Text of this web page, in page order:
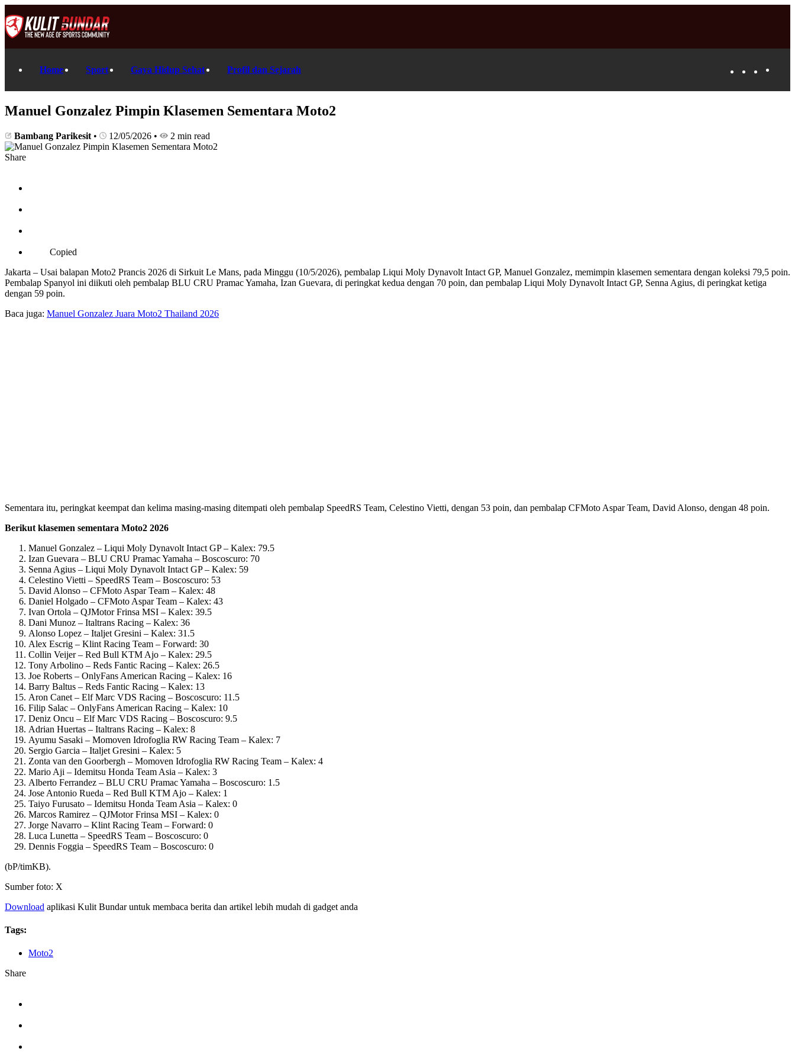
Home Sport Gaya Hidup Sehat Profil dan Sejarah
Manuel Gonzalez Pimpin Klasemen Sementara Moto2
Bambang Parikesit • 12/05/2026 • 2 min read
Share
Copied
Jakarta – Usai balapan Moto2 Prancis 2026 di Sirkuit Le Mans, pada Minggu (10/5/2026), pembalap Liqui Moly Dynavolt Intact GP, Manuel Gonzalez, memimpin klasemen sementara dengan koleksi 79,5 poin.
Pembalap Spanyol ini diikuti oleh pembalap BLU CRU Pramac Yamaha, Izan Guevara, di peringkat kedua dengan 70 poin, dan pembalap Liqui Moly Dynavolt Intact GP, Senna Agius, di peringkat ketiga
dengan 59 poin.
Baca juga: Manuel Gonzalez Juara Moto2 Thailand 2026
Sementara itu, peringkat keempat dan kelima masing-masing ditempati oleh pembalap SpeedRS Team, Celestino Vietti, dengan 53 poin, dan pembalap CFMoto Aspar Team, David Alonso, dengan 48 poin.
Berikut klasemen sementara Moto2 2026
Manuel Gonzalez – Liqui Moly Dynavolt Intact GP – Kalex: 79.5
Izan Guevara – BLU CRU Pramac Yamaha – Boscoscuro: 70
Senna Agius – Liqui Moly Dynavolt Intact GP – Kalex: 59
Celestino Vietti – SpeedRS Team – Boscoscuro: 53
David Alonso – CFMoto Aspar Team – Kalex: 48
Daniel Holgado – CFMoto Aspar Team – Kalex: 43
Ivan Ortola – QJMotor Frinsa MSI – Kalex: 39.5
Dani Munoz – Italtrans Racing – Kalex: 36
Alonso Lopez – Italjet Gresini – Kalex: 31.5
Alex Escrig – Klint Racing Team – Forward: 30
Collin Veijer – Red Bull KTM Ajo – Kalex: 29.5
Tony Arbolino – Reds Fantic Racing – Kalex: 26.5
Joe Roberts – OnlyFans American Racing – Kalex: 16
Barry Baltus – Reds Fantic Racing – Kalex: 13
Aron Canet – Elf Marc VDS Racing – Boscoscuro: 11.5
Filip Salac – OnlyFans American Racing – Kalex: 10
Deniz Oncu – Elf Marc VDS Racing – Boscoscuro: 9.5
Adrian Huertas – Italtrans Racing – Kalex: 8
Ayumu Sasaki – Momoven Idrofoglia RW Racing Team – Kalex: 7
Sergio Garcia – Italjet Gresini – Kalex: 5
Zonta van den Goorbergh – Momoven Idrofoglia RW Racing Team – Kalex: 4
Mario Aji – Idemitsu Honda Team Asia – Kalex: 3
Alberto Ferrandez – BLU CRU Pramac Yamaha – Boscoscuro: 1.5
Jose Antonio Rueda – Red Bull KTM Ajo – Kalex: 1
Taiyo Furusato – Idemitsu Honda Team Asia – Kalex: 0
Marcos Ramirez – QJMotor Frinsa MSI – Kalex: 0
Jorge Navarro – Klint Racing Team – Forward: 0
Luca Lunetta – SpeedRS Team – Boscoscuro: 0
Dennis Foggia – SpeedRS Team – Boscoscuro: 0
(bP/timKB).
Sumber foto: X
Download aplikasi Kulit Bundar untuk membaca berita dan artikel lebih mudah di gadget anda
Tags:
Moto2
Share